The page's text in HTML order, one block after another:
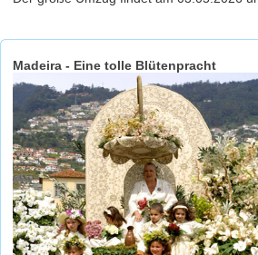
Madeira - Eine tolle Blütenpracht